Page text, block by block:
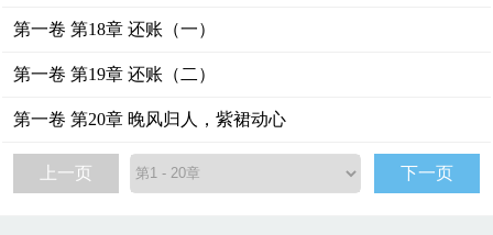
第一卷 第18章 还账（一）
第一卷 第19章 还账（二）
第一卷 第20章 晚风归人，紫裙动心
上一页 下一页